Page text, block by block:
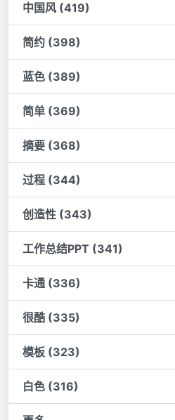
中国风 (419)
简约 (398)
蓝色 (389)
简单 (369)
摘要 (368)
过程 (344)
创造性 (343)
工作总结PPT (341)
卡通 (336)
很酷 (335)
模板 (323)
白色 (316)